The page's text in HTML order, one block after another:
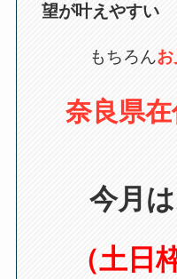
望が叶えやすい
もちろん
奈良県在
今月
（土日